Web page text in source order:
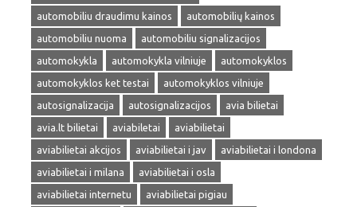
automobiliu draudimu kainos
automobilių kainos
automobiliu nuoma
automobiliu signalizacijos
automokykla
automokykla vilniuje
automokyklos
automokyklos ket testai
automokyklos vilniuje
autosignalizacija
autosignalizacijos
avia bilietai
avia.lt bilietai
aviabiletai
aviabilietai
aviabilietai akcijos
aviabilietai i jav
aviabilietai i londona
aviabilietai i milana
aviabilietai i osla
aviabilietai internetu
aviabilietai pigiau